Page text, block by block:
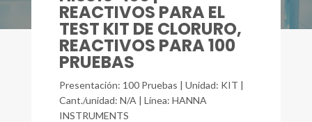
REACTIVOS PARA EL
TEST KIT DE CLORURO,
REACTIVOS PARA 100
PRUEBAS
Presentación: 100 Pruebas | Unidad: KIT |
Cant./unidad: N/A | Línea: HANNA
INSTRUMENTS